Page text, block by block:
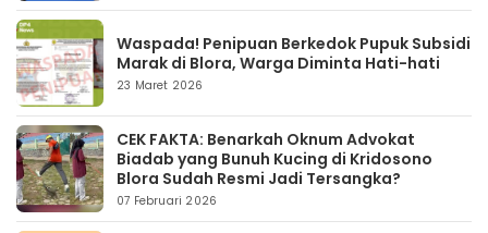
Waspada! Penipuan Berkedok Pupuk Subsidi
Marak di Blora, Warga Diminta Hati-hati
23 Maret 2026
CEK FAKTA: Benarkah Oknum Advokat
Biadab yang Bunuh Kucing di Kridosono
Blora Sudah Resmi Jadi Tersangka?
07 Februari 2026